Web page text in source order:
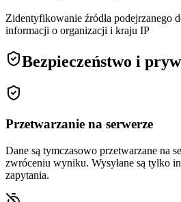
Zidentyfikowanie źródła podejrzanego
informacji o organizacji i kraju IP
Bezpieczeństwo i
Przetwarzanie na serwerze
Dane są tymczasowo przetwarzane na
zwróceniu wyniku. Wysyłane są tylko
zapytania.